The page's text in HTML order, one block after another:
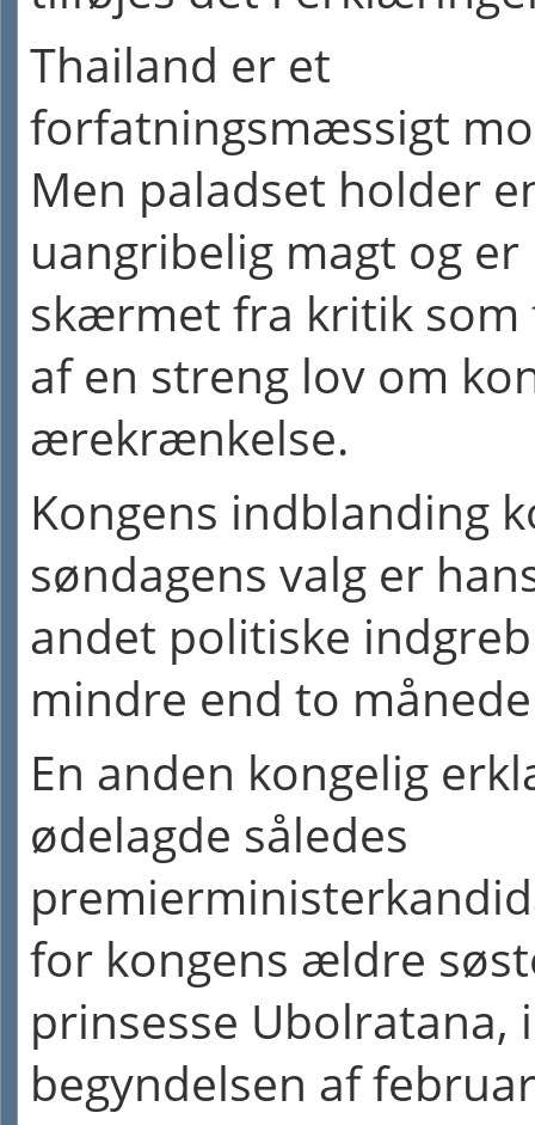
Thailand er et
forfatningsmæssigt
Men paladset holder
uangribelig magt og er
skærmet fra kritik som
af en streng lov om
ærekrænkelse.
Kongens indblanding
søndagens valg er
andet politiske
mindre end to
En anden kongelig
ødelagde således
for kongens ældre
prinsesse Ubolratana, i
begyndelsen af